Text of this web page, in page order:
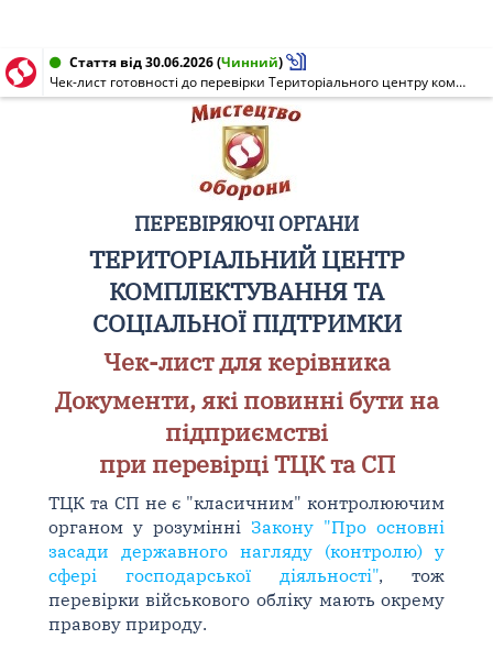
Стаття від 30.06.2026(Чинний)
Чек-лист готовності до перевірки Територіального центру комплектування та соціальної підтримки
ПЕРЕВІРЯЮЧІ ОРГАНИ
ТЕРИТОРІАЛЬНИЙ ЦЕНТР
КОМПЛЕКТУВАННЯ ТА
СОЦІАЛЬНОЇ ПІДТРИМКИ
Чек-лист для керівника
Документи, які повинні бути на
підприємстві
при перевірці ТЦК та СП
ТЦК та СП не є "класичним" контролюючим
органом у розумінні Закону "Про основні
засади державного нагляду (контролю) у
сфері господарської діяльності", тож
перевірки військового обліку мають окрему
правову природу.